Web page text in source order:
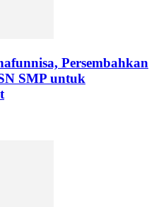
Persembahkan
SMP untuk